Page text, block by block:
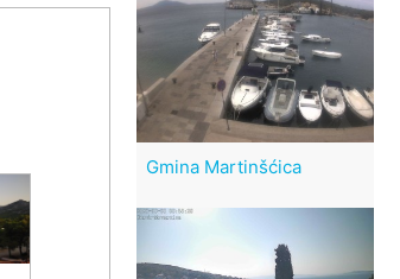
Gmina Martinšćica